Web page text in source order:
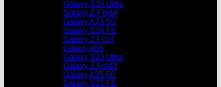
Galaxy S24 Ultra
Galaxy Z Fold4
Galaxy A73 5G
Galaxy S24 FE
Galaxy Z Flip4
Galaxy A56
Galaxy S23 Ultra
Galaxy Z Fold3
Galaxy A55 5G
Galaxy S23 FE